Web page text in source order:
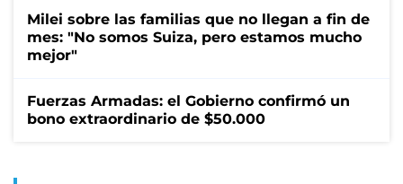
Milei sobre las familias que no llegan a fin de
mes: "No somos Suiza, pero estamos mucho
mejor"
Fuerzas Armadas: el Gobierno confirmó un
bono extraordinario de $50.000